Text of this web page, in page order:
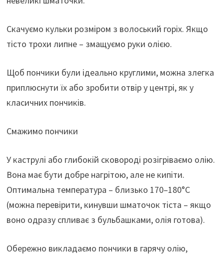
Скачуємо кульки розміром з волоський горіх. Якщо
тісто трохи липне – змащуємо руки олією.
Щоб пончики були ідеально круглими, можна злегка
приплюснути їх або зробити отвір у центрі, як у
класичних пончиків.
Смажимо пончики
У каструлі або глибокій сковороді розігріваємо олію.
Вона має бути добре нагрітою, але не кипіти.
Оптимальна температура – близько 170–180°C
(можна перевірити, кинувши шматочок тіста – якщо
воно одразу спливає з бульбашками, олія готова).
Обережно викладаємо пончики в гарячу олію,